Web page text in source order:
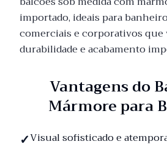
importado, ideais para
comerciais e corporativos que
durabilidade e acabamento
Vantagens do
Mármore para
Visual sofisticado e